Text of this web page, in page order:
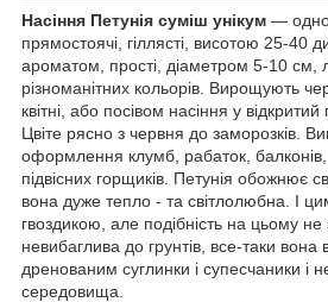
Насіння Петунія суміш унікум ―
прямостоячі, гіллясті, висотою 25-40
ароматом, прості, діаметром 5-10 см,
різноманітних кольорів. Вирощують
квітні, або посівом насіння у відкритий
Цвіте рясно з червня до заморозків.
оформлення клумб, рабаток, балконів,
підвісних горщиків. Петунія обожнює
вона дуже тепло - та світлолюбна. І
гвоздикою, але подібність на цьому не
невибаглива до грунтів, все-таки вона
дренованим суглинки і супесчаники і
середовища.